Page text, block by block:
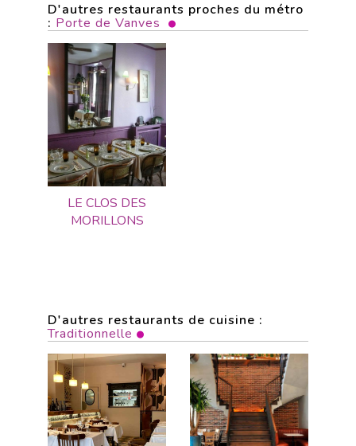
D'autres restaurants proches du métro
: Porte de Vanves
LE CLOS DES
MORILLONS
D'autres restaurants de cuisine :
Traditionnelle